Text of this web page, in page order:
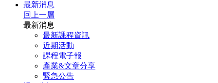
最新消息
回上一層
最新消息
最新課程資訊
近期活動
課程電子報
產業&文章分享
緊急公告